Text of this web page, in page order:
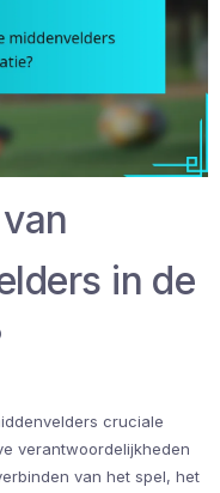
in de
cruciale
verantwoordelijkheden
van het spel, het